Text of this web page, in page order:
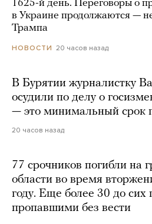
1625-й день. Переговоры о
в Украине продолжаются —
Трампа
НОВОСТИ 20 часов назад
В Бурятии журналистку
осудили по делу о
— это минимальный срок
20 часов назад
77 срочников погибли на
области во время
году. Еще более 30 до сих
пропавшими без вести